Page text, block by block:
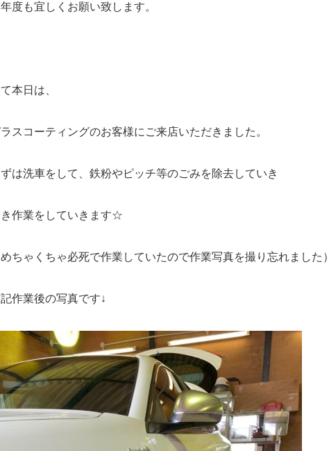
度も宜しくお願い致します。
本日は、
スコーティングのお客様にご来店いただきました。
ずは洗車をして、鉄粉やピッチ等のごみを除去していき
き作業をしていきます☆
めちゃくちゃ必死で作業していたので作業写真を撮り忘れました）
作業後の写真です↓